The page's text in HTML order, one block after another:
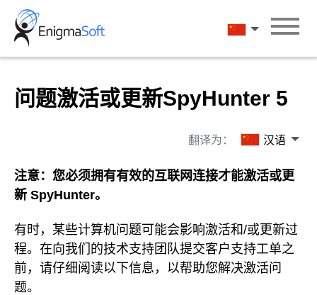
Skip
content
汉语
问题激活或更新SpyHunter 5
翻译为： 汉语
注意：您必须拥有有效的互联网连接才能激活或更
新 SpyHunter。
有时，某些计算机问题可能会影响激活和/或更新过
程。在向我们的技术支持团队提交客户支持工单之
前，请仔细阅读以下信息，以帮助您解决激活问
题。